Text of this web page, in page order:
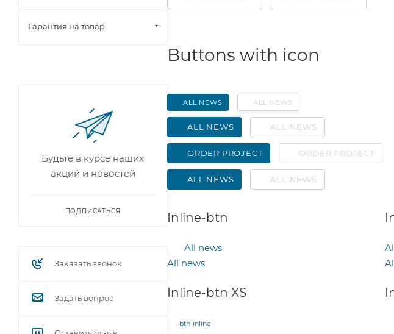
Buttons with icon
ALL NEWS ALL NEWS
ALL NEWS ALL NEWS
ORDER PROJECT ORDER PROJECT
ALL NEWS ALL NEWS
Inline-btn
All news
All news
Inline-btn XS
btn-inline
Гарантия на товар
Будьте в курсе наших
акций и новостей
ПОДПИСАТЬСЯ
Заказать звонок
Задать вопрос